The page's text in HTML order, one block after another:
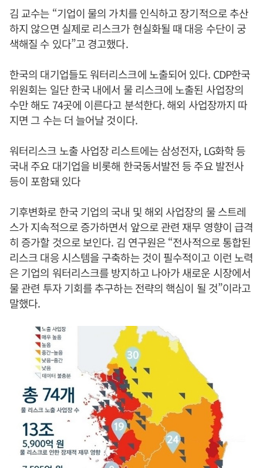
김 교수는 “기업이 물의 가치를 인식하고 장기적으로 추산
하지 않으면 실제로 리스크가 현실화될 때 대응 수단이 궁
색해질 수 있다”고 경고했다.
한국의 대기업들도 워터리스크에 노출되어 있다. CDP한국
위원회는 일단 한국 내에서 물 리스크에 노출된 사업장의
수만 해도 74곳에 이른다고 분석한다. 해외 사업장까지 따
지면 그 수는 더 늘어날 것이다.
워터리스크 노출 사업장 리스트에는 삼성전자, LG화학 등
국내 주요 대기업을 비롯해 한국동서발전 등 주요 발전사
등이 포함돼 있다
기후변화로 한국 기업의 국내 및 해외 사업장의 물 스트레
스가 지속적으로 증가하면서 앞으로 관련 재무 영향이 급격
히 증가할 것으로 보인다. 김 연구원은 “전사적으로 통합된
리스크 대응 시스템을 구축하는 것이 필수적이고 이런 노력
은 기업의 워터리스크를 방지하고 나아가 새로운 시장에서
물 관련 투자 기회를 추구하는 전략의 핵심이 될 것”이라고
말했다.